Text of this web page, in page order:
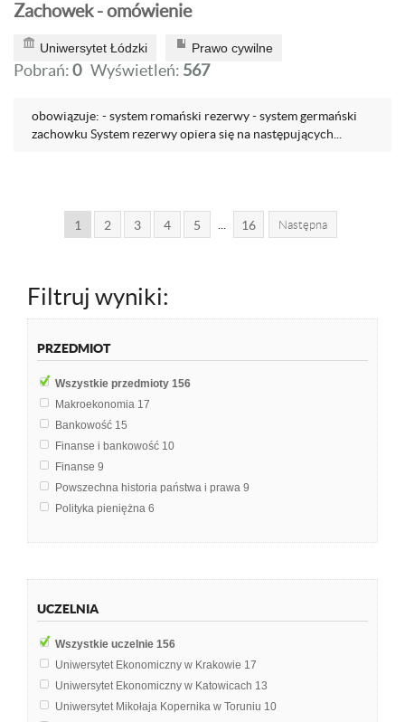
Zachowek - omówienie
Uniwersytet Łódzki Prawo cywilne
Pobrań:0 Wyświetleń: 567
obowiązuje: - system romański rezerwy - system germański
zachowku System rezerwy opiera się na następujących...
1 2 3 4 5 16 Następna
Filtruj wyniki:
PRZEDMIOT
Wszystkie przedmioty 156
Makroekonomia 17
Bankowość 15
Finanse i bankowość 10
Finanse 9
Powszechna historia państwa i prawa 9
Polityka pieniężna 6
Finanse międzynarodowe
UCZELNIA
Wszystkie uczelnie 156
Uniwersytet Ekonomiczny w Krakowie 17
Uniwersytet Ekonomiczny w Katowicach 13
Uniwersytet Mikołaja Kopernika w Toruniu 10